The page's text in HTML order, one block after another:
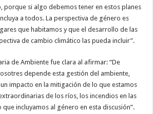
porque si algo debemos tener en estos planes
a todos. La perspectiva de género es
que habitamos y que el desarrollo de las
de cambio climático las pueda incluir”.
de Ambiente fue clara al afirmar: “De
depende esta gestión del ambiente,
impacto en la mitigación de lo que estamos
de los ríos, los incendios en las
que incluyamos al género en esta discusión”.